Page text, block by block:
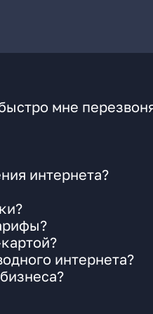
мне
интернета?
интернета?